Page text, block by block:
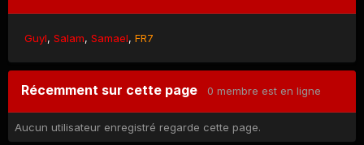
Guyl Salam Samael FR7
Récemment sur cette page 0 membre est en ligne
Aucun utilisateur enregistré regarde cette page.